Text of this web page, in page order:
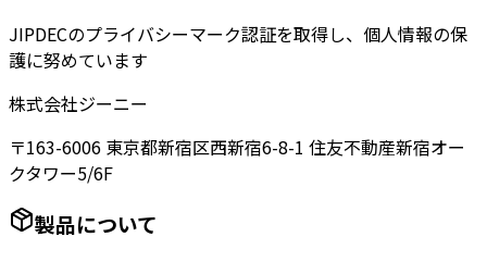
JIPDECのプライバシーマーク認証を取得し、個人情報の保
護に努めています
株式会社ジーニー
〒163-6006 東京都新宿区西新宿6-8-1 住友不動産新宿オー
クタワー5/6F
製品について